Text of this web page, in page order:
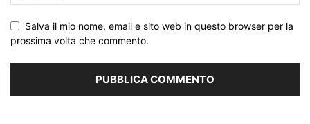
Salva il mio nome, email e sito web in questo browser per la
prossima volta che commento.